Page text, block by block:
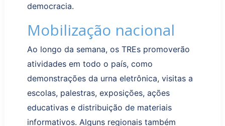
democracia.
Mobilização nacional
Ao longo da semana, os TREs promoverão
atividades em todo o país, como
demonstrações da urna eletrônica, visitas a
escolas, palestras, exposições, ações
educativas e distribuição de materiais
informativos. Alguns regionais também